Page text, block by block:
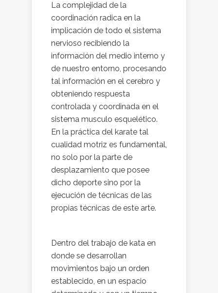
La complejidad de la
coordinación radica en la
implicación de todo el sistema
nervioso recibiendo la
información del medio interno y
de nuestro entorno, procesando
tal información en el cerebro y
obteniendo respuesta
controlada y coordinada en el
sistema musculo esquelético.
En la práctica del karate tal
cualidad motriz es fundamental,
no solo por la parte de
desplazamiento que posee
dicho deporte sino por la
ejecución de técnicas de las
propias técnicas de este arte.
Dentro del trabajo de kata en
donde se desarrollan
movimientos bajo un orden
establecido, en un espacio